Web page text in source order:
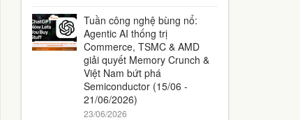
Tuần công nghệ bùng nổ:
Agentic AI thống trị
Commerce, TSMC & AMD
giải quyết Memory Crunch &
Việt Nam bứt phá
Semiconductor (15/06 -
21/06/2026)
23/06/2026